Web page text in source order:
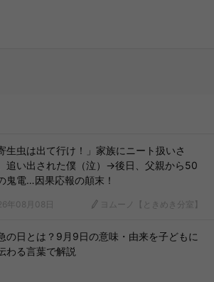
生虫は出て行け！」家族にニート扱いさ
追い出された僕（泣）→後日、父親から50
鬼電…因果応報の顛末！
年08月08日 ヨムーノ【ときめき分室】
の日とは？9月9日の意味・由来を子どもに
わる言葉で解説